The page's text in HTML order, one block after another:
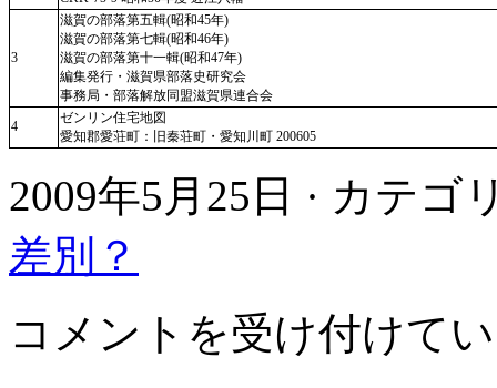
3
滋賀の部落第五輯(昭和45年)
滋賀の部落第七輯(昭和46年)
滋賀の部落第十一輯(昭和47年)
編集発行・滋賀県部落史研究会
事務局・部落解放同盟滋賀県連合会
4
ゼンリン住宅地図
愛知郡愛荘町：旧秦荘町・愛知川町 200605
2009年5月25日 · カテゴ
差別？
コメントを受け付けて